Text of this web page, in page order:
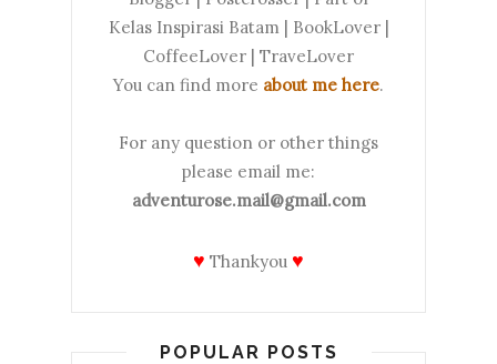
Kelas Inspirasi Batam | BookLover |
CoffeeLover | TraveLover
You can find more about me here.
For any question or other things
please email me:
adventurose.mail@gmail.com
♥ Thankyou ♥
POPULAR POSTS